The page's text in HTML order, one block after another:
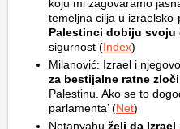
koju mi zagovaramo
temeljna cilja u izraelsko-
Palestinci dobiju svoju
sigurnost (Index)
Milanović: Izrael i
za bestijalne ratne
Palestinu. Ako se to
parlamenta’ (Net)
Netanyahu želi da